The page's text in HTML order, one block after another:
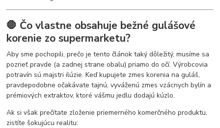
🛑 Čo vlastne obsahuje bežné gulášové
korenie zo supermarketu?
Aby sme pochopili, prečo je tento článok taký dôležitý, musíme sa
pozrieť pravde (a zadnej strane obalu) priamo do očí. Výrobcovia
potravín sú majstri ilúzie. Keď kupujete zmes korenia na guláš,
pravdepodobne očakávate tajnú, vyváženú zmes vzácnych bylín a
prémiových extraktov, ktoré vášmu jedlu dodajú kúzlo.
Ak si však prečítate zloženie priemerného komerčného produktu,
zistíte šokujúcu realitu: